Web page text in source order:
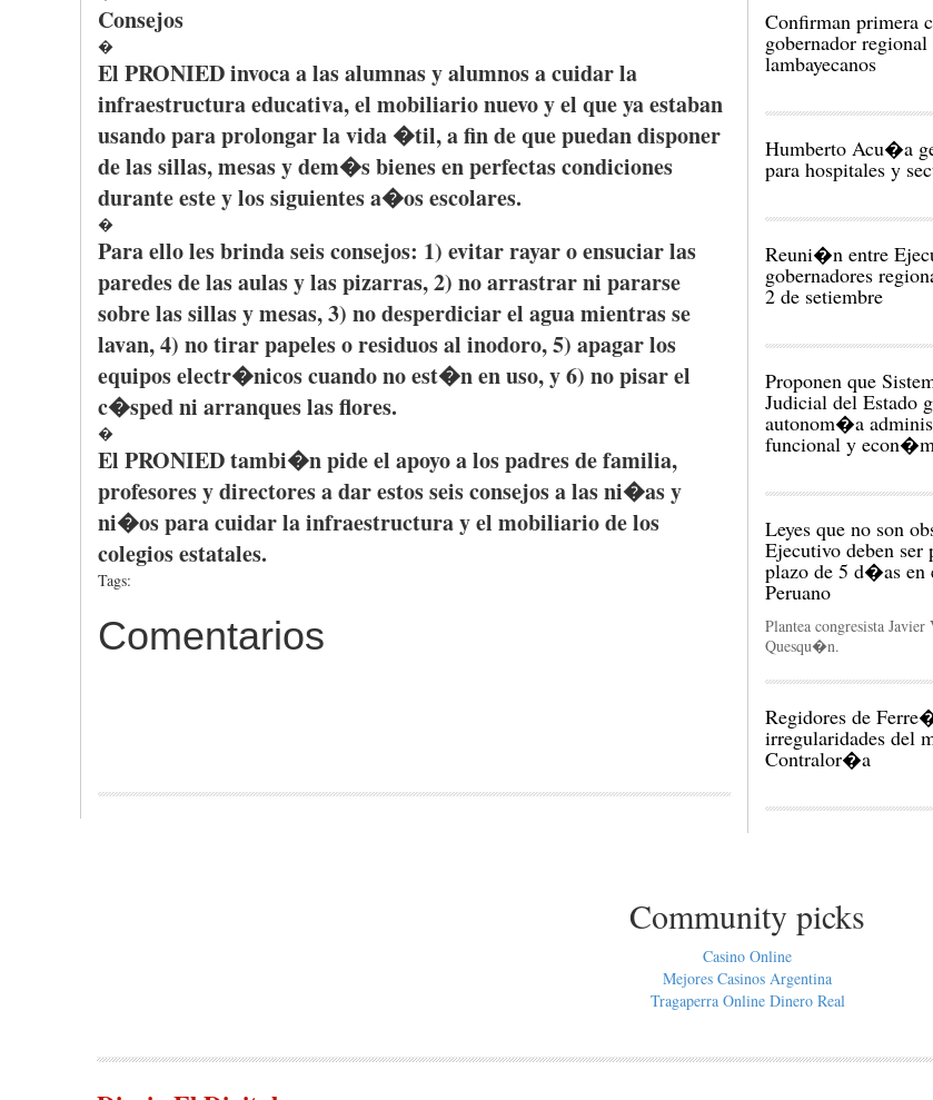
Consejos
�
El PRONIEDinvocaalasalumnasyalumnosacuidarla
infraestructuraeducativa, el mobiliarionuevoy el queyaestaban
usandoparaprolongarlavida �til, a fin dequepuedandisponer
delassillas, mesas ydem�sbienesen perfectascondiciones
duranteestey lossiguientesa�osescolares.
�
Paraellolesbrindaseisconsejos: 1) evitarrayaroensuciarlas
paredesdelasaulasylaspizarras, 2) noarrastrarni pararse
sobrelassillasy mesas, 3) nodesperdiciarel aguamientrasse
lavan, 4) notirarpapelesoresiduosal inodoro, 5) apagarlos
equiposelectr�nicoscuandonoest�nenuso, y 6) nopisarel
c�spedni arranqueslasflores.
�
El PRONIEDtambi�npideel apoyoa los padres defamilia,
profesoresydirectoresadarestosseisconsejosalasni�asy
ni�osparacuidarlainfraestructuray el mobiliariode los
colegiosestatales.
Tags:
Comentarios
Confirman primera
gobernador
lambayecanos
Humberto Acu�a
para hospitales y
Reuni�n entre
gobernadores
2 de setiembre
Proponen que
Judicial del Estado
autonom�a
funcional y
Leyes que no son
Ejecutivo deben ser
plazo de 5 d�as
Peruano
Plantea congresista
Quesqu�n.
Regidores de
irregularidades del
Contralor�a
Community picks
Casino Online
Mejores Casinos Argentina
Tragaperra Online Dinero Real